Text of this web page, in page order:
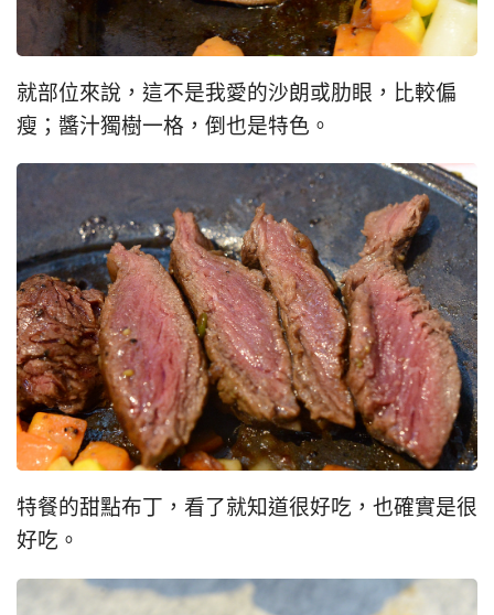
就部位來說，這不是我愛的沙朗或肋眼，比較偏
瘦；醬汁獨樹一格，倒也是特色。
特餐的甜點布丁，看了就知道很好吃，也確實是很
好吃。